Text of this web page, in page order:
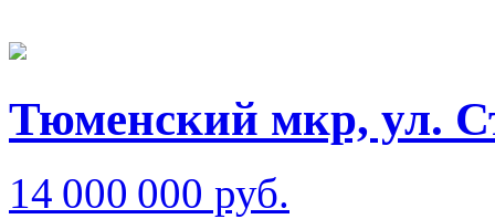
Тюменский мкр, ул.
14 000 000 руб.